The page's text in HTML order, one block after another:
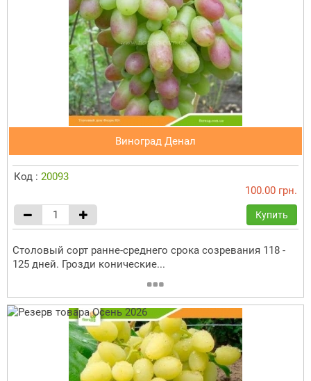
Виноград Денал
Код : 20093
100.00 грн.
Купить
Столовый сорт ранне-среднего срока созревания 118 -
125 дней. Грозди конические...